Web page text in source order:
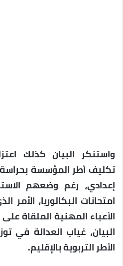
واستنكر البيان كذلك
تكليف أطر المؤسسة بحراسة
إعدادي، رغم وضعهم
امتحانات البكالوريا،
الأعباء المهنية الملقاة
البيان، غياب العدالة في
الأطر التربوية بالإقليم.